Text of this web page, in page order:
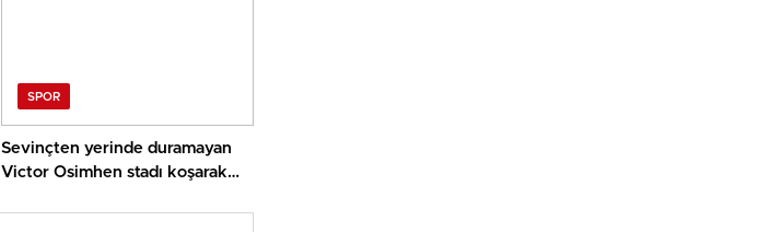
SPOR
Sevinçten yerinde duramayan
Victor Osimhen stadı koşarak